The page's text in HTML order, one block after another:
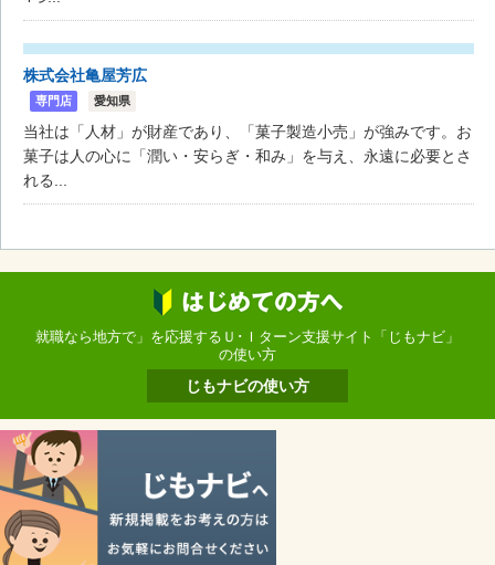
株式会社亀屋芳広
専門店 愛知県
当社は「人材」が財産であり、「菓子製造小売」が強みです。お
菓子は人の心に「潤い・安らぎ・和み」を与え、永遠に必要とさ
れる...
就職なら地方で」を応援するＵ･Ｉターン支援サイト「じもナビ」
の使い方
じもナビの使い方